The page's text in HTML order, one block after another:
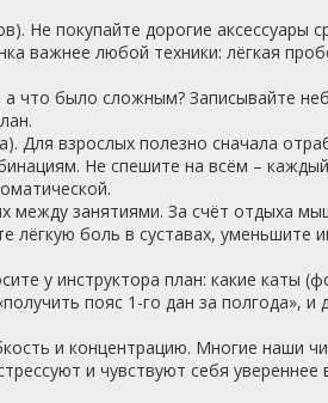
Не покупайте дорогие аксессуары
важнее любой техники: лёгкая
а что было сложным? Записывайте
Для взрослых полезно сначала
Не спешите на всём – каждый
между занятиями. За счёт отдыха
лёгкую боль в суставах, уменьшите
у инструктора план: какие каты
пояс 1-го дан за полгода», и
и концентрацию. Многие наши
и чувствуют себя увереннее